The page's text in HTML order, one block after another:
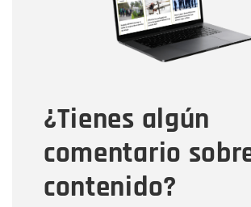
¿Tienes algún
comentario
contenido?
Tipo de comentario
Mensaje